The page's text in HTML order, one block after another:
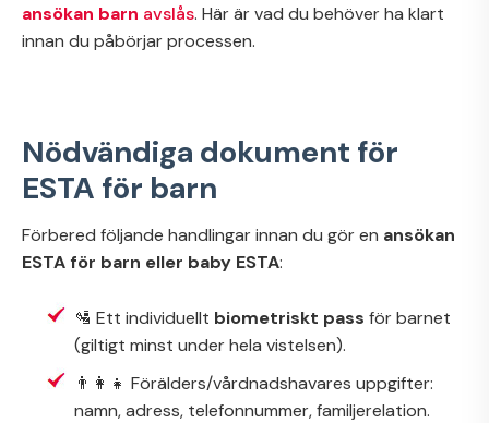
ansökan barn avslås. Här är vad du behöver ha klart
innan du påbörjar processen.
Nödvändiga dokument för
ESTA för barn
Förbered följande handlingar innan du gör en ansökan
ESTA för barn eller baby ESTA:
🛂 Ett individuellt biometriskt pass för barnet
(giltigt minst under hela vistelsen).
👨‍👩‍👧 Förälders/vårdnadshavares uppgifter:
namn, adress, telefonnummer, familjerelation.